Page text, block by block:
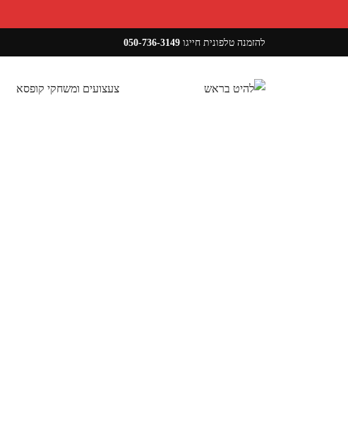
להזמנה טלפונית חייגו 050-736-3149
צעצועים ומשחקי קופסא